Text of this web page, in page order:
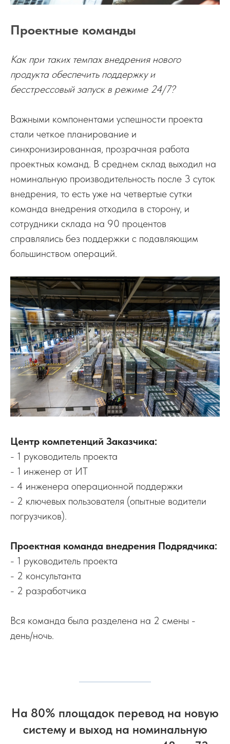
Проектные команды
Как при таких темпах внедрения нового
продукта обеспечить поддержку и
бесстрессовый запуск в режиме 24/7?
Важными компонентами успешности проекта
стали четкое планирование и
синхронизированная, прозрачная работа
проектных команд. В среднем склад выходил на
номинальную производительность после 3 суток
внедрения, то есть уже на четвертые сутки
команда внедрения отходила в сторону, и
сотрудники склада на 90 процентов
справлялись без поддержки с подавляющим
большинством операций.
Центр компетенций Заказчика:
- 1 руководитель проекта
- 1 инженер от ИТ
- 4 инженера операционной поддержки
- 2 ключевых пользователя (опытные водители
погрузчиков).
Проектная команда внедрения Подрядчика:
- 1 руководитель проекта
- 2 консультанта
- 2 разработчика
Вся команда была разделена на 2 смены -
день/ночь.
На 80% площадок перевод на новую
систему и выход на номинальную